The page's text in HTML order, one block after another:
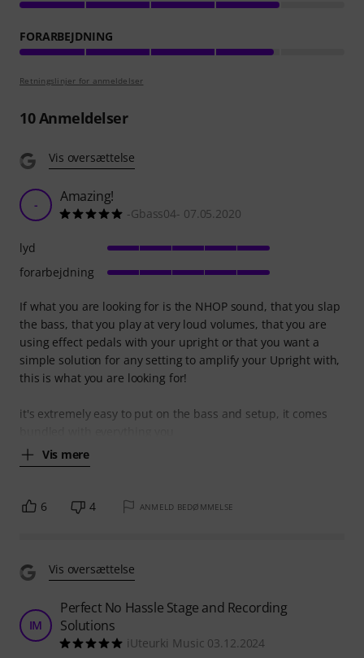
FORARBEJDNING
Retningslinjer for anmeldelser
10Anmeldelser
Vis oversættelse
- Amazing!
-Gbass04- 07.05.2020
If what you are looking for is the NHOP sound, that you slap
the bass, that you play at very loud volumes, that you are
using effect pedals with your upright or that you want a
simple solution for any setting to amplify your Upright with,
this is what you are looking for!
it's extremely easy to put on the bass and setup, it comes
Vis mere
lyd
forarbejdning
6 4 ANMELD BEDØMMELSE
Vis oversættelse
IM
Perfect No Hassle Stage and Recording
Solutions
iUteurki Music 03.12.2024